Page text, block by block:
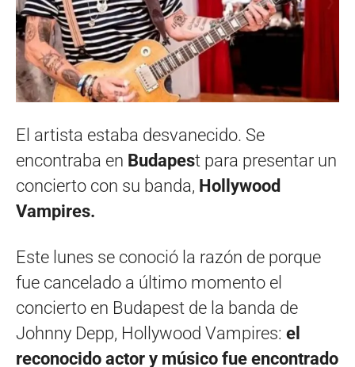
El artista estaba desvanecido. Se
encontraba en Budapest para presentar un
concierto con su banda, Hollywood
Vampires.
Este lunes se conoció la razón de porque
fue cancelado a último momento el
concierto en Budapest de la banda de
Johnny Depp, Hollywood Vampires: el
reconocido actor y músico fue encontrado